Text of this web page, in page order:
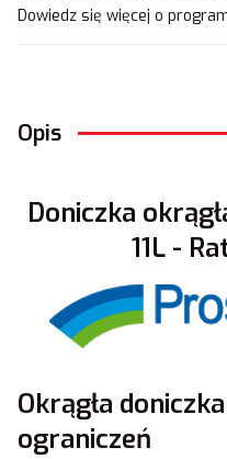
Dowiedz się więcej o
Opis
Doniczka
11L -
Okrągła
ograniczeń